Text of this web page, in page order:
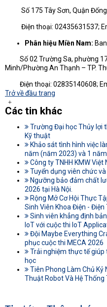
Số 175 Tây Sơn, Quận Đống
Điện thoại: 02435631537;
Phân hiệu Miền Nam:
Số 02 Trường Sa, phường 17,
Minh/Phường An Thạnh – TP.
Điện thoại: 02835140608;
Trở về đầu trang
Các tin khác
Trường Đại học Thủy lợi
Kỹ thuật
Khảo sát tình hình việc
năm (năm 2023) và 1
Công ty TNHH KMW
Tuyển dụng viên chức
Ngưỡng bảo đảm chất
2026 tại Hà Nội.
Rộng Mở Cơ Hội Thực
Sinh Viên Khoa Điện - Điện
Sinh viên khẳng định
IoT với cuộc thi IoT
Đội Maybe Everything
phục cuộc thi MECA 2026
Trải nghiệm thực tế
học
Tiên Phong Làm Chủ Kỷ
Thuật Robot Và Hệ Thống